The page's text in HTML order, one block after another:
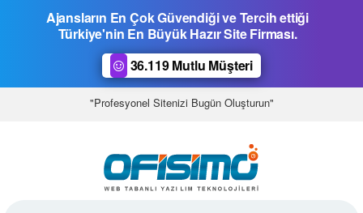
Ajansların En Çok Güvendiği ve Tercih ettiği
Türkiye'nin En Büyük Hazır Site Firması.
36.119 Mutlu Müşteri
"Profesyonel Sitenizi Bugün Oluşturun"